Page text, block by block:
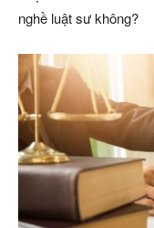
nghề luật sư không?